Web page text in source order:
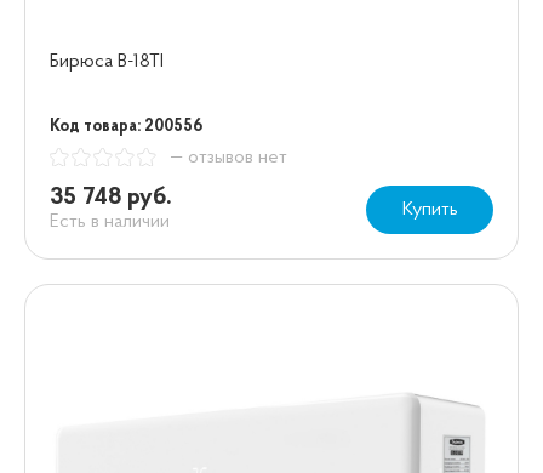
Бирюса B-18TI
Код товара: 200556
— отзывов нет
35 748 руб.
Есть в наличии
Купить